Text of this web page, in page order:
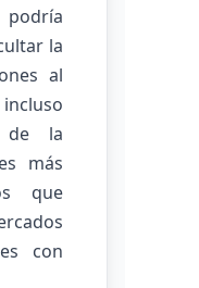
podría
la
al
de la
más
que
con